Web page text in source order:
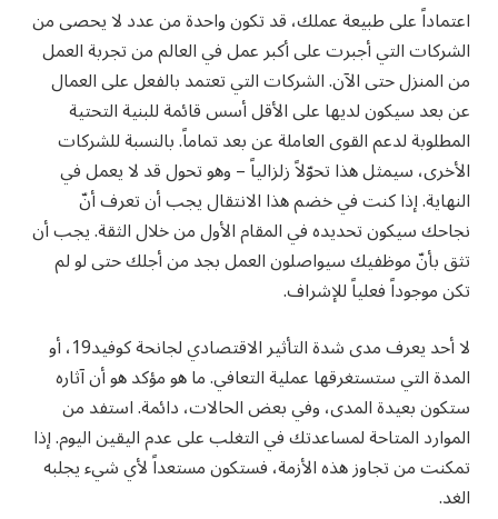
اعتماداً على طبيعة عملك، قد تكون واحدة من عدد لا يحصى من
الشركات التي أجبرت على أكبر عمل في العالم من تجربة العمل
من المنزل حتى الآن. الشركات التي تعتمد بالفعل على العمال
عن بعد سيكون لديها على الأقل أسس قائمة للبنية التحتية
المطلوبة لدعم القوى العاملة عن بعد تماماً. بالنسبة للشركات
الأخرى، سيمثل هذا تحوّلاً زلزالياً – وهو تحول قد لا يعمل في
النهاية. إذا كنت في خضم هذا الانتقال يجب أن تعرف أنّ
نجاحك سيكون تحديده في المقام الأول من خلال الثقة. يجب أن
تثق بأنّ موظفيك سيواصلون العمل بجد من أجلك حتى لو لم
تكن موجوداً فعلياً للإشراف.
لا أحد يعرف مدى شدة التأثير الاقتصادي لجانحة كوفيد19، أو
المدة التي ستستغرقها عملية التعافي. ما هو مؤكد هو أن آثاره
ستكون بعيدة المدى، وفي بعض الحالات، دائمة. استفد من
الموارد المتاحة لمساعدتك في التغلب على عدم اليقين اليوم. إذا
تمكنت من تجاوز هذه الأزمة، فستكون مستعداً لأي شيء يجلبه
الغد.